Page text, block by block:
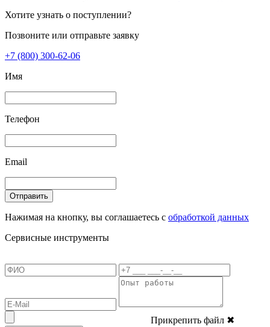
Хотите узнать о поступлении?
Позвоните или отправьте заявку
+7 (800) 300-62-06
Имя
Телефон
Email
Отправить
Нажимая на кнопку, вы соглашаетесь с обработкой данных
Сервисные инструменты
Прикрепить файл ✖